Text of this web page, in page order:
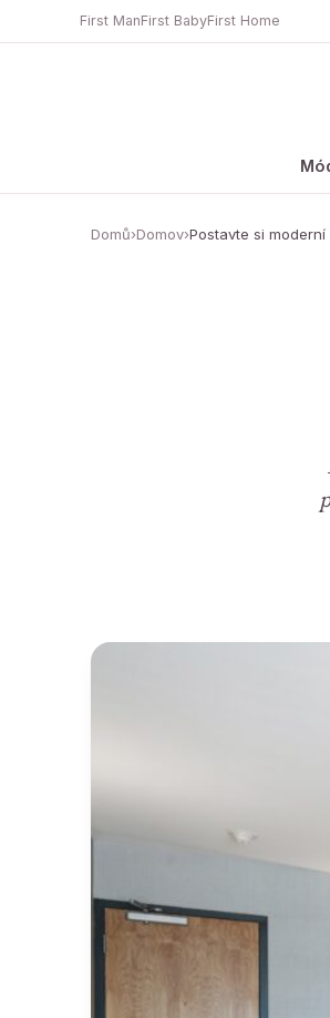
First ManFirst BabyFirst Home
Domů›Domov›Postavte si